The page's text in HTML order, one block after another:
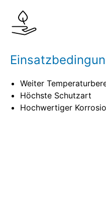
Weiter
Höchste Schutzart
Hochwertiger